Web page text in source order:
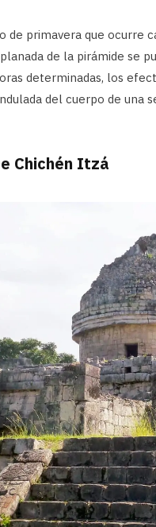
de primavera que ocurre
de la pirámide se
determinadas, los
del cuerpo de una
Chichén Itzá